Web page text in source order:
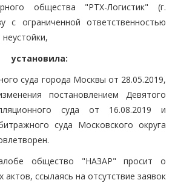
общества "РТХ-Логистик" (г.
с ограниченной ответственностью
установила:
суда города Москвы от 28.05.2019,
постановлением Девятого
суда от 16.08.2019 и
суда Московского округа
общество "НАЗАР" просит о
актов, ссылаясь на отсутствие заявок